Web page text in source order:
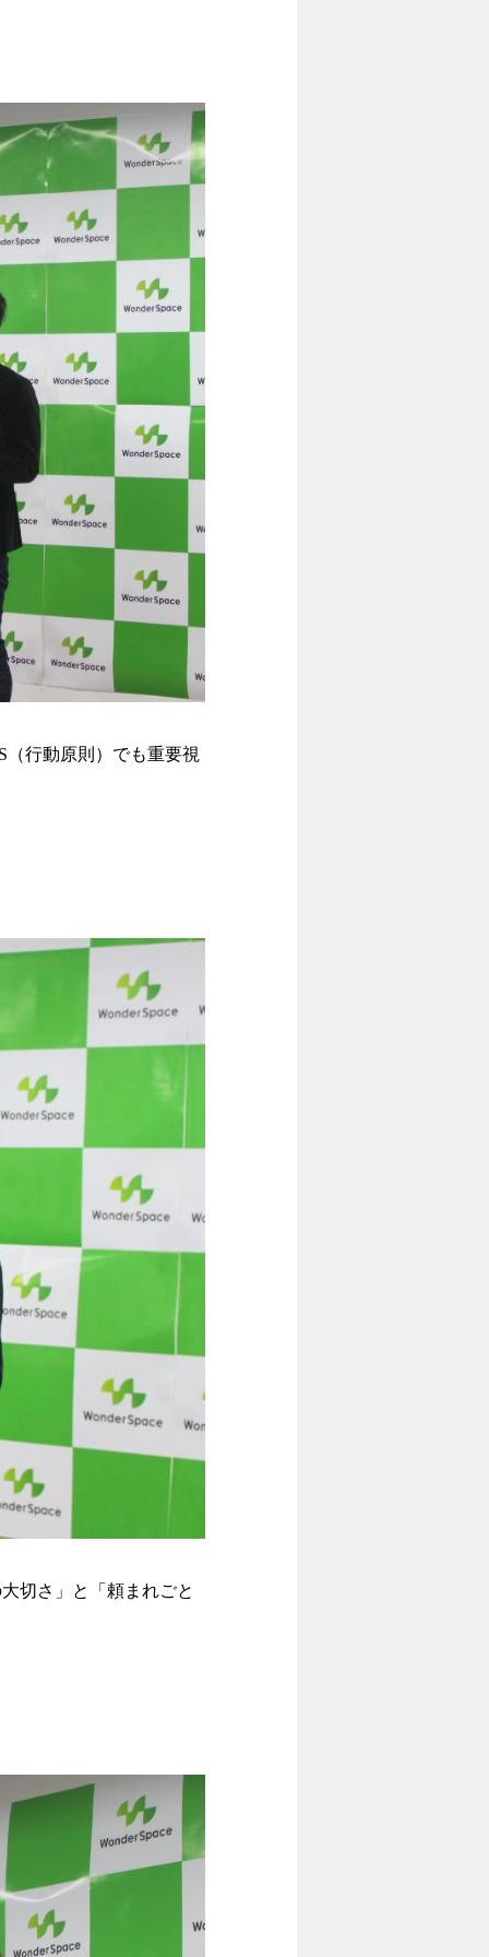
（行動原則）でも重要視
切さ」と「頼まれごと